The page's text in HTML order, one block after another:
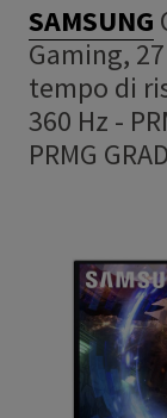
SAMSUNG
Gaming,
tempo di
360 Hz -
PRMG